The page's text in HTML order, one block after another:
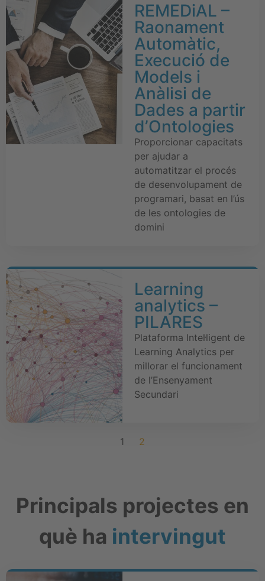
REMEDiAL –
Raonament
Automàtic,
Execució de
Models i
Anàlisi de
Dades a partir
d’Ontologies
Proporcionar capacitats
per ajudar a
automatitzar el procés
de desenvolupament de
programari, basat en l’ús
de les ontologies de
domini
Learning
analytics –
PILARES
Plataforma Intel·ligent de
Learning Analytics per
millorar el funcionament
de l’Ensenyament
Secundari
1 2
Principals projectes en
què ha intervingut